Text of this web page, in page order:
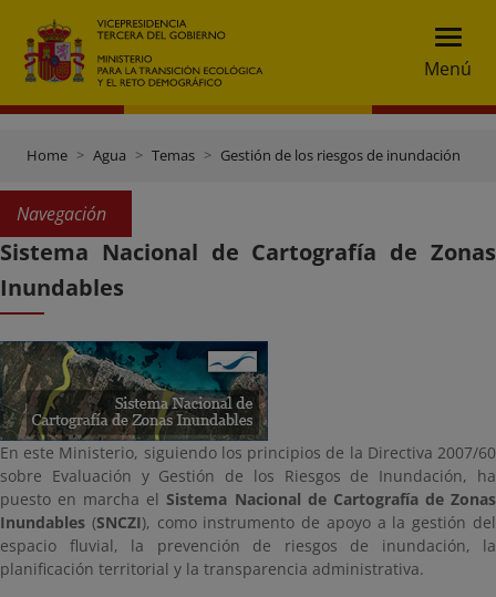
Menú
Home Agua Temas Gestión de los riesgos de inundación
Navegación
Sistema Nacional de Cartografía de Zonas
Inundables
En este Ministerio, siguiendo los principios de la Directiva 2007/60
sobre Evaluación y Gestión de los Riesgos de Inundación, ha
puesto en marcha elSistema Nacional de Cartografía de Zonas
Inundables (SNCZI), como instrumento de apoyo a la gestión del
espacio fluvial, la prevención de riesgos de inundación, la
planificación territorial y la transparencia administrativa.